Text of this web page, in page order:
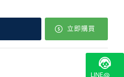
立即購買
LINE@